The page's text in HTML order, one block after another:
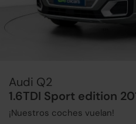
Audi Q2
1.6TDI Sport edition
¡Nuestros coches vuelan!